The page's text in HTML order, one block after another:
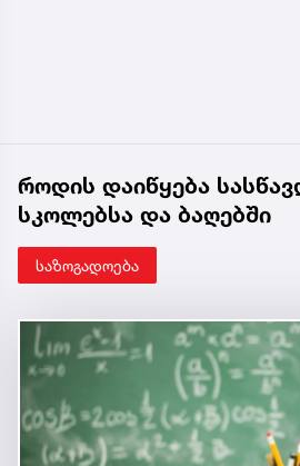
როდის დაიწყება
სკოლებსა და ბაღებში
საზოგადოება